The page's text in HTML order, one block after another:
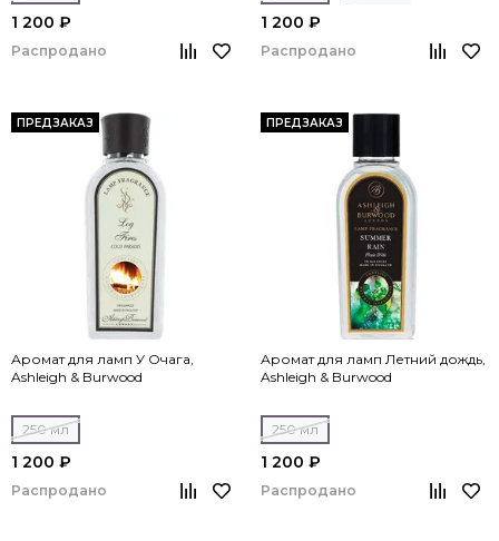
1 200 ₽
Распродано
1 200 ₽
Распродано
ПРЕДЗАКАЗ
Аромат для ламп У Очага,
Ashleigh & Burwood
250 мл
1 200 ₽
Распродано
ПРЕДЗАКАЗ
Аромат для ламп Летний дождь,
Ashleigh & Burwood
250 мл
1 200 ₽
Распродано